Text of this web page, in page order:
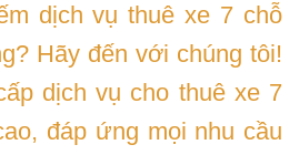
dịch vụ thuê xe 7 chỗ
Hãy đến với chúng tôi!
dịch vụ cho thuê xe 7
đáp ứng mọi nhu cầu